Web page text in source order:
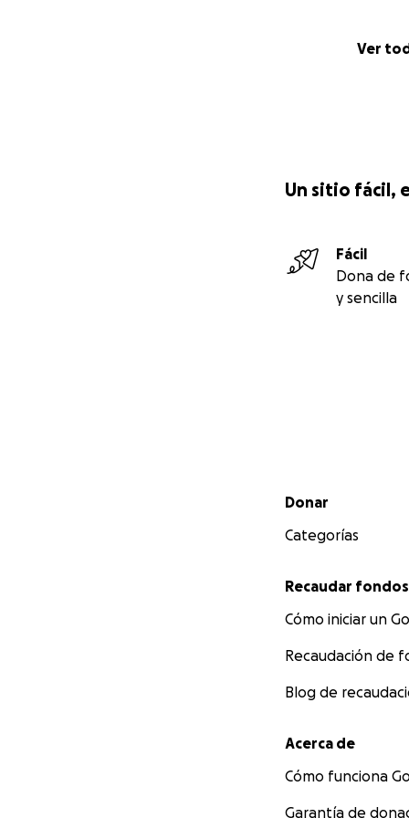
Ver
Un sitio fácil,
Fácil
Dona de
y sencilla
Menú secundario
Donar
Categorías
Recaudar fondos
Cómo iniciar un
Recaudación de
Blog de
Acerca de
Cómo funciona
Garantía de